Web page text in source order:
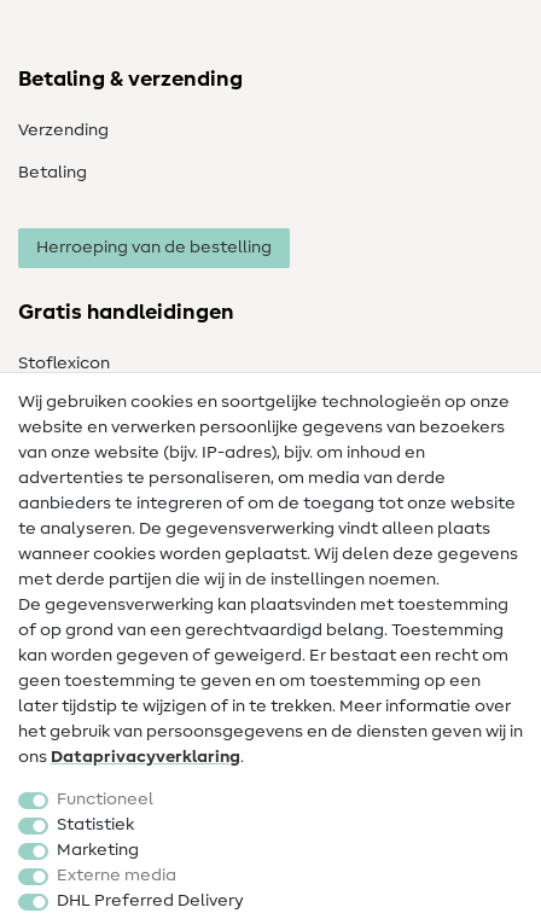
Betaling & verzending
Verzending
Betaling
Herroeping van de bestelling
Gratis handleidingen
Stoflexicon
Naailexicon
Gratis Naaipatronen
Hulp & contact
Contact
Wijziging van eigenaar
FAQ
Herroepingsrecht
Populair
Fournituren
Sale
Wij gebruiken cookies en soortgelijke technologieën op onze
website en verwerken persoonlijke gegevens van bezoekers
van onze website (bijv. IP-adres), bijv. om inhoud en
advertenties te personaliseren, om media van derde
aanbieders te integreren of om de toegang tot onze website
te analyseren. De gegevensverwerking vindt alleen plaats
wanneer cookies worden geplaatst. Wij delen deze gegevens
met derde partijen die wij in de instellingen noemen.
De gegevensverwerking kan plaatsvinden met toestemming
of op grond van een gerechtvaardigd belang. Toestemming
kan worden gegeven of geweigerd. Er bestaat een recht om
geen toestemming te geven en om toestemming op een
later tijdstip te wijzigen of in te trekken. Meer informatie over
het gebruik van persoonsgegevens en de diensten geven wij in
ons Data­privacy­verklaring.
Functioneel
Statistiek
Marketing
Externe media
DHL Preferred Delivery